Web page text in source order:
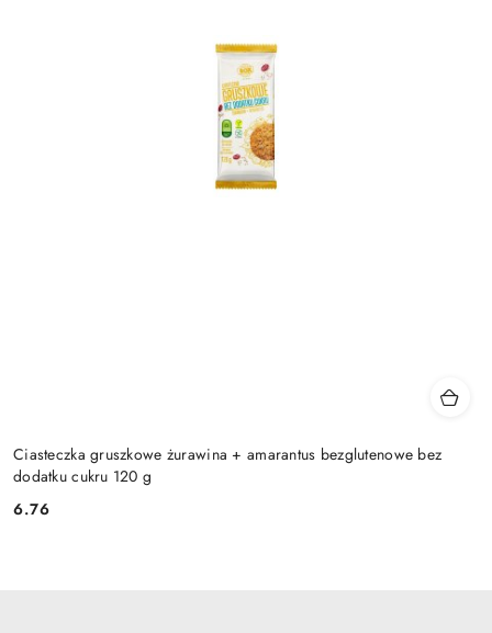
Ciasteczka gruszkowe żurawina + amarantus bezglutenowe bez
dodatku cukru 120 g
Cena:
6.76